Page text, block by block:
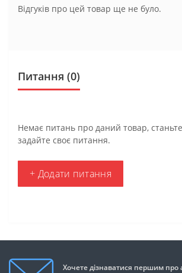
Відгуків про цей товар ще не було.
Питання (0)
Немає питань про даний товар,
задайте своє питання.
+ Додати питання
Хочете дізнаватися першим про